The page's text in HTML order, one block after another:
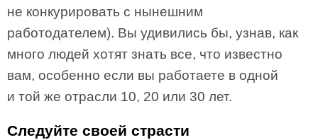
не конкурировать с нынешним
работодателем). Вы удивились бы, узнав, как
много людей хотят знать все, что известно
вам, особенно если вы работаете в одной
и той же отрасли 10, 20 или 30 лет.
Следуйте своей страсти